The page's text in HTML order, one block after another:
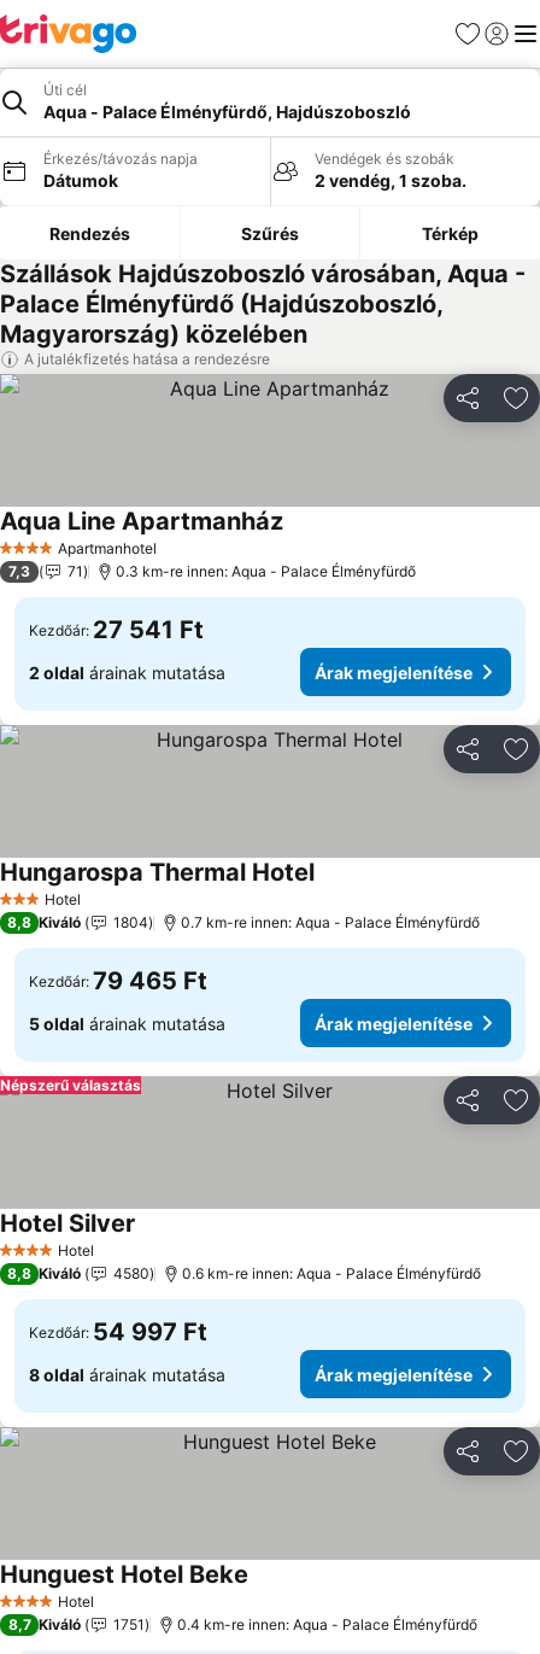
Kedvencek
Úti cél
Aqua - Palace Élményfürdő, Hajdúszoboszló
Érkezés/távozás napja
Dátumok
Vendégek és szobák
2 vendég, 1 szoba.
Rendezés Szűrés Térkép
Szállások Hajdúszoboszló városában, Aqua -
Palace Élményfürdő (Hajdúszoboszló,
Magyarország) közelében
A jutalékfizetés hatása a rendezésre
4 KategóriaApartmanhotel
Aqua Line ApartmanházÁrak megjelenítése
7,3 71 0.3 km-re innen: Aqua - Palace Élményfürdő
Kezdőár: 27 541 Ft
2 oldal árainak mutatása Árak megjelenítése
3 Kategória
Hotel
Hungarospa Thermal HotelÁrak megjelenítése
8,8 Kiváló 1804 0.7 km-re innen: Aqua - Palace Élményfürdő
Kezdőár: 79 465 Ft
5 oldal árainak mutatása Árak megjelenítése
Népszerű választás
4 KategóriaHotel
Hotel Silver
8,8 Kiváló 4580 0.6 km-re innen: Aqua - Palace Élményfürdő
Kezdőár: 54 997 Ft
8 oldal árainak mutatása Árak megjelenítése
4 KategóriaHotel
Hunguest Hotel Beke
8,7 Kiváló 1751 0.4 km-re innen: Aqua - Palace Élményfürdő